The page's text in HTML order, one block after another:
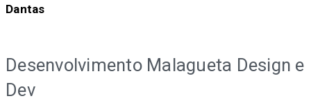
Dantas
Desenvolvimento Malagueta Design e
Dev